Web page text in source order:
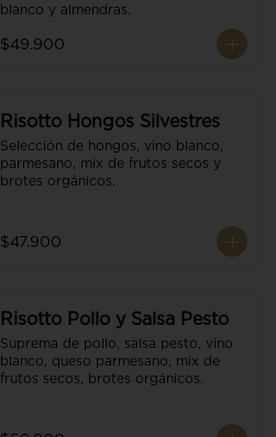
blanco y almendras.
$49.900
Risotto Hongos Silvestres
Selección de hongos, vino blanco,
parmesano, mix de frutos secos y
brotes orgánicos.
$47.900
Risotto Pollo y Salsa Pesto
Suprema de pollo, salsa pesto, vino
blanco, queso parmesano, mix de
frutos secos, brotes orgánicos.